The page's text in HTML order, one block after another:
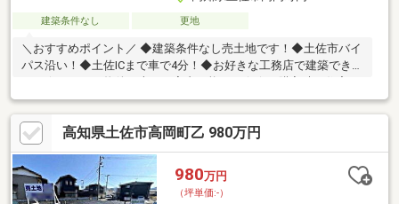
建築条件なし 更地
＼おすすめポイント／ ◆建築条件なし売土地です！◆土佐市バイ
パス沿い！◆土佐ICまで車で4分！◆お好きな工務店で建築できま
ーン相談も無料で承ります♪物件が気になったらお好きなタイミン
グでお気軽にお問い合わせください！資料請求フォームからは24
時間受付中☆ おうちと皆様のご縁を結ぶことが私たちの使命で
す。 皆様にお会いできますことを、心よりお待ち申し上げてお
ります 土地購入をお考えの方に好条件の売地が多数あります。
高知県土佐市高岡町乙 980万円
980万円
（坪単価:-）